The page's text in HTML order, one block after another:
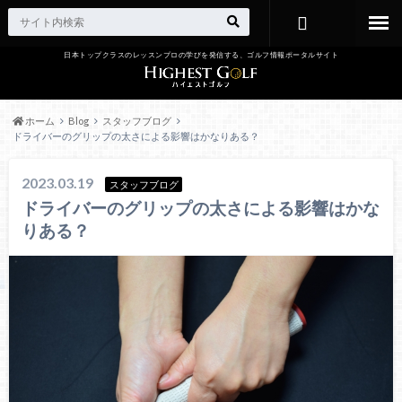
日本トップクラスのレッスンプロの学びを発信する、ゴルフ情報ポータルサイト
ホーム Blog
スタッフブログ
ドライバーのグリップの太さによる影響はかなりある？
2023.03.19 スタッフブログ
ドライバーのグリップの太さによる影響はかな
りある？